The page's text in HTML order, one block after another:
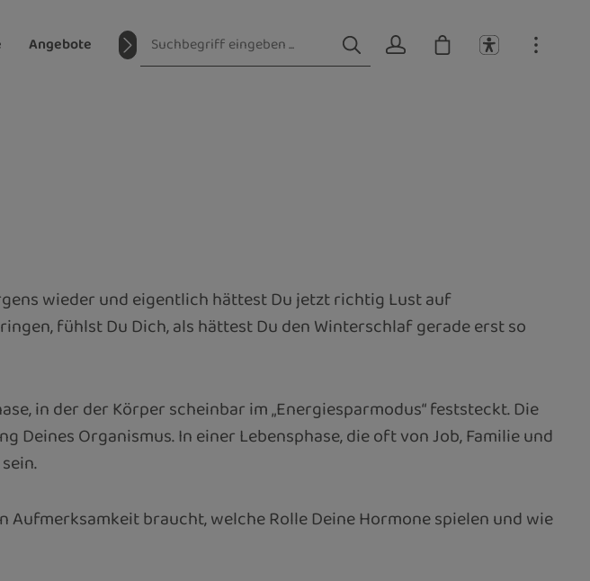
Angebote Magazin
wieder und eigentlich hättest Du jetzt richtig Lust auf
fühlst Du Dich, als hättest Du den Winterschlaf gerade erst so
in der der Körper scheinbar im „Energiesparmodus“ feststeckt. Die
Organismus. In einer Lebensphase, die oft von Job, Familie und
braucht, welche Rolle Deine Hormone spielen und wie